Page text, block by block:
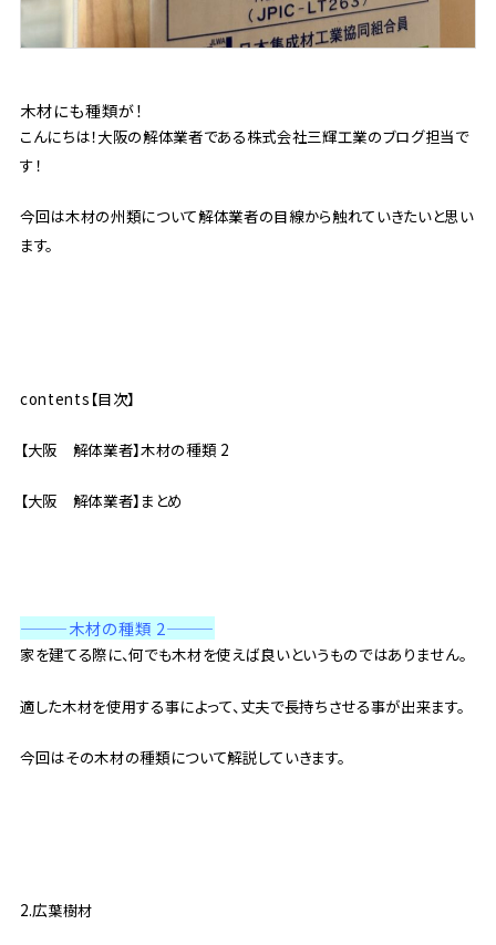
木材にも種類が！
こんにちは！大阪の解体業者である株式会社三輝工業のブログ担当で
す！
今回は木材の州類について解体業者の目線から触れていきたいと思い
ます。
contents【目次】
【大阪 解体業者】木材の種類 2
【大阪 解体業者】まとめ
———木材の種類 2———
家を建てる際に、何でも木材を使えば良いというものではありません。
適した木材を使用する事によって、丈夫で長持ちさせる事が出来ます。
今回はその木材の種類について解説していきます。
2.広葉樹材